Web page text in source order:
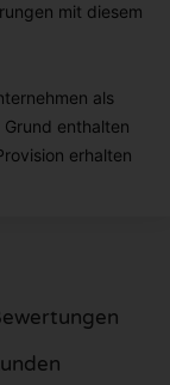
mit diesem
als
enthalten
erhalten